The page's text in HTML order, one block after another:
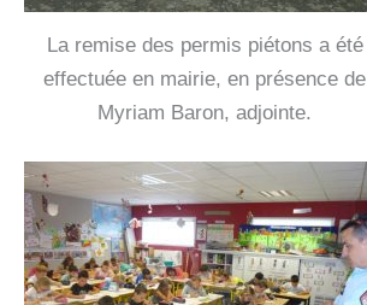
La remise des permis piétons a été
effectuée en mairie, en présence de
Myriam Baron, adjointe.